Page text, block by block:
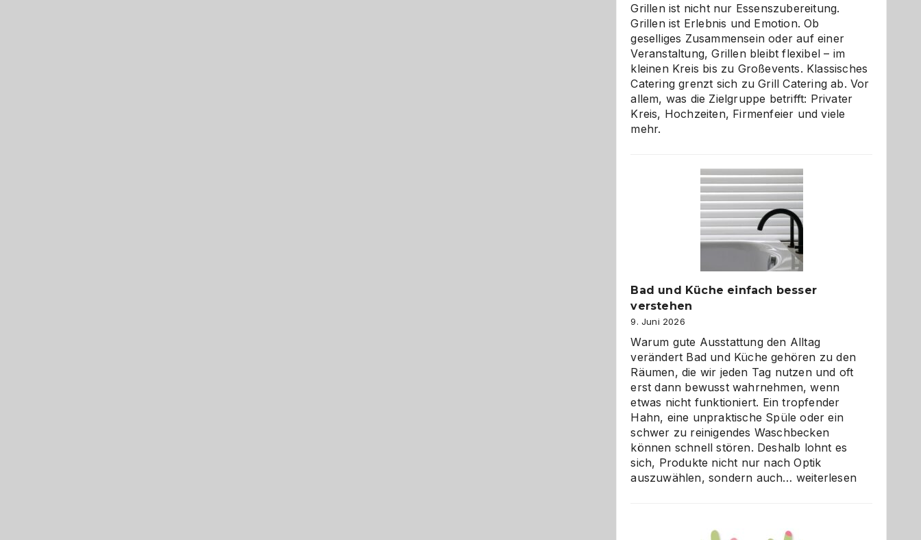
Grillen ist nicht nur Essenszubereitung.
Grillen ist Erlebnis und Emotion. Ob
geselliges Zusammensein oder auf einer
Veranstaltung, Grillen bleibt flexibel – im
kleinen Kreis bis zu Großevents. Klassisches
Catering grenzt sich zu Grill Catering ab. Vor
allem, was die Zielgruppe betrifft: Privater
Kreis, Hochzeiten, Firmenfeier und viele
mehr.
Bad und Küche einfach besser
verstehen
9. Juni 2026
Warum gute Ausstattung den Alltag
verändert Bad und Küche gehören zu den
Räumen, die wir jeden Tag nutzen und oft
erst dann bewusst wahrnehmen, wenn
etwas nicht funktioniert. Ein tropfender
Hahn, eine unpraktische Spüle oder ein
schwer zu reinigendes Waschbecken
können schnell stören. Deshalb lohnt es
sich, Produkte nicht nur nach Optik
auszuwählen, sondern auch… Bad
besser
weiterlesen